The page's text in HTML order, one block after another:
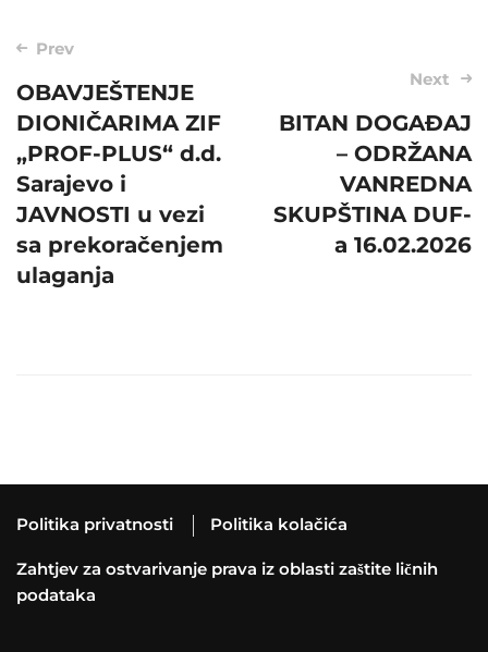
Post
navigation
Prev
OBAVJEŠTENJE
DIONIČARIMA ZIF
„PROF-PLUS“ d.d.
Sarajevo i
JAVNOSTI u vezi
sa prekoračenjem
ulaganja
Next
BITAN DOGAĐAJ
– ODRŽANA
VANREDNA
SKUPŠTINA DUF-
a 16.02.2026
Politika privatnosti Politika kolačića
Zahtjev za ostvarivanje prava iz oblasti zaštite ličnih
podataka